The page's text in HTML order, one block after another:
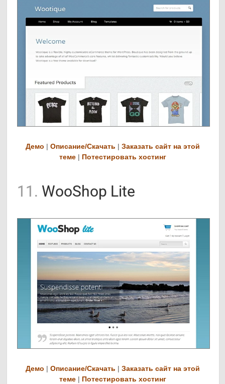
Демо |Описание/Скачать |Заказать сайт на этой
теме | Потестировать хостинг
11. WooShop Lite
Демо |Описание/Скачать |Заказать сайт на этой
теме | Потестировать хостинг